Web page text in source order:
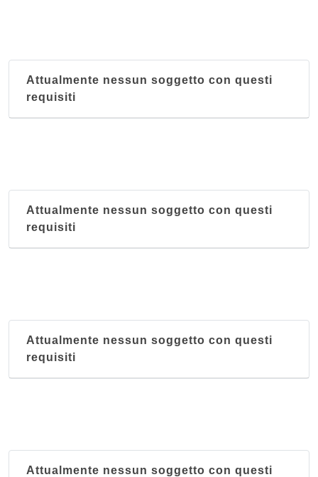
Attualmente nessun soggetto con questi
requisiti
Attualmente nessun soggetto con questi
requisiti
Attualmente nessun soggetto con questi
requisiti
Attualmente nessun soggetto con questi